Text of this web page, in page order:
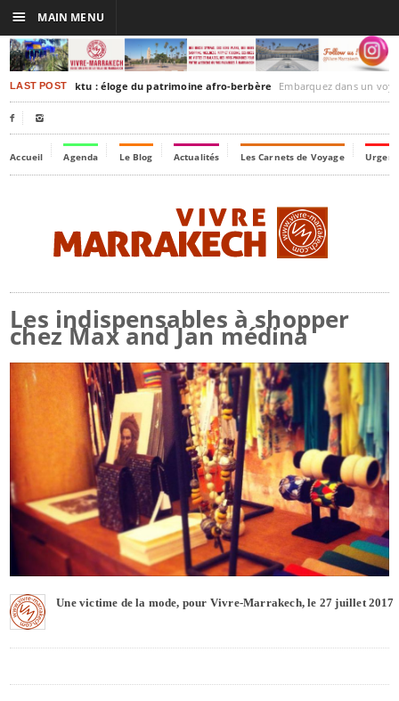
LAST POSTTimbuktu : éloge du patrimoine afro-berbère Embarquez dans un voyage culturel dans le
 
Accueil Agenda Le Blog Actualités Les Carnets de Voyage
Les indispensables à shopper
chez Max and Jan médina
Une victime de la mode, pour Vivre-Marrakech, le 27 juillet 2017
☰ MAIN MENU